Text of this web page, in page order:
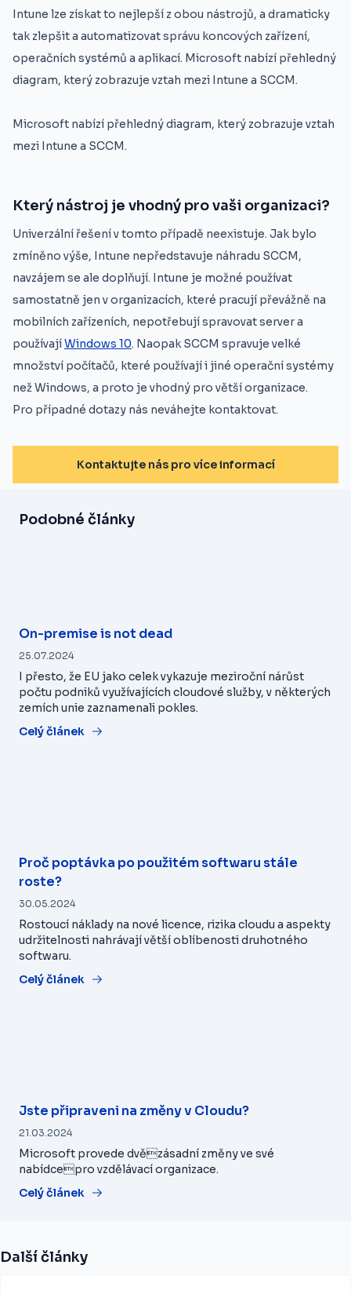
Intune lze získat to nejlepší z obou nástrojů, a dramaticky
tak zlepšit a automatizovat správu koncových zařízení,
operačních systémů a aplikací. Microsoft nabízí přehledný
diagram, který zobrazuje vztah mezi Intune a SCCM.
Microsoft nabízí přehledný diagram, který zobrazuje vztah
mezi Intune a SCCM.
Který nástroj je vhodný pro vaši organizaci?
Univerzální řešení v tomto případě neexistuje. Jak bylo
zmíněno výše, Intune nepředstavuje náhradu SCCM,
navzájem se ale doplňují. Intune je možné používat
samostatně jen v organizacích, které pracují převážně na
mobilních zařízeních, nepotřebují spravovat server a
používajíWindows 10. Naopak SCCM spravuje velké
množství počítačů, které používají i jiné operační systémy
než Windows, a proto je vhodný pro větší organizace.
Pro případné dotazy nás neváhejte kontaktovat.
Kontaktujte nás pro více informací
Podobné články
On-premise is not dead
25.07.2024
I přesto, že EU jako celek vykazuje meziroční nárůst
počtu podniků využívajících cloudové služby, v některých
zemích unie zaznamenali pokles.
Celý článek
Proč poptávka po použitém softwaru stále
roste?
30.05.2024
Rostoucí náklady na nové licence, rizika cloudu a aspekty
udržitelnosti nahrávají větší oblíbenosti druhotného
softwaru.
Celý článek
Jste připraveni na změny v Cloudu?
21.03.2024
Microsoft provede dvězásadní změny ve své
nabídcepro vzdělávací organizace.
Celý článek
Další články